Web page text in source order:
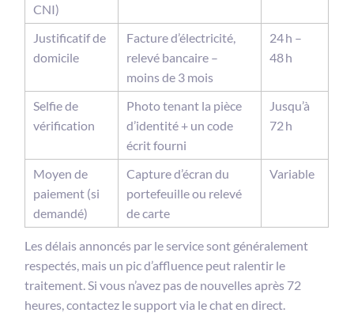
CNI)
Justificatif de
domicile
Facture d’électricité,
relevé bancaire –
moins de 3 mois
24 h –
48 h
Selfie de
vérification
Photo tenant la pièce
d’identité + un code
écrit fourni
Jusqu’à
72 h
Moyen de
paiement (si
demandé)
Capture d’écran du
portefeuille ou relevé
de carte
Variable
Les délais annoncés par le service sont généralement
respectés, mais un pic d’affluence peut ralentir le
traitement. Si vous n’avez pas de nouvelles après 72
heures, contactez le support via le chat en direct.